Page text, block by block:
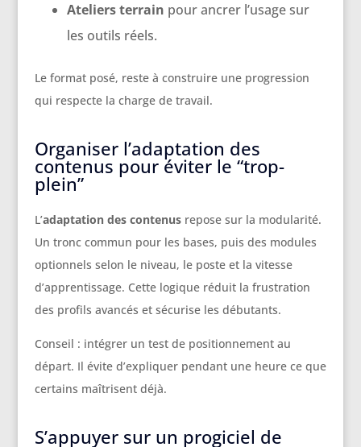
Ateliers terrain pour ancrer l’usage sur
les outils réels.
Le format posé, reste à construire une progression
qui respecte la charge de travail.
Organiser l’adaptation des
contenus pour éviter le “trop-
plein”
L’adaptation des contenusrepose sur la modularité.
Un tronc commun pour les bases, puis des modules
optionnels selon le niveau, le poste et la vitesse
d’apprentissage. Cette logique réduit la frustration
des profils avancés et sécurise les débutants.
Conseil : intégrer un test de positionnement au
départ. Il évite d’expliquer pendant une heure ce que
certains maîtrisent déjà.
S’appuyer sur un progiciel de